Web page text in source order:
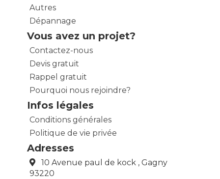
Autres
Dépannage
Vous avez un projet?
Contactez-nous
Devis gratuit
Rappel gratuit
Pourquoi nous rejoindre?
Infos légales
Conditions générales
Politique de vie privée
Adresses
10 Avenue paul de kock , Gagny
93220